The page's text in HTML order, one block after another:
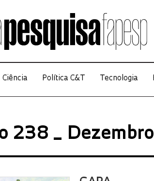
Ciência Política C&T Tecnologia
238 _